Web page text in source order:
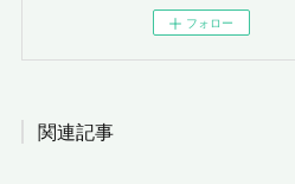
フォロー
関連記事